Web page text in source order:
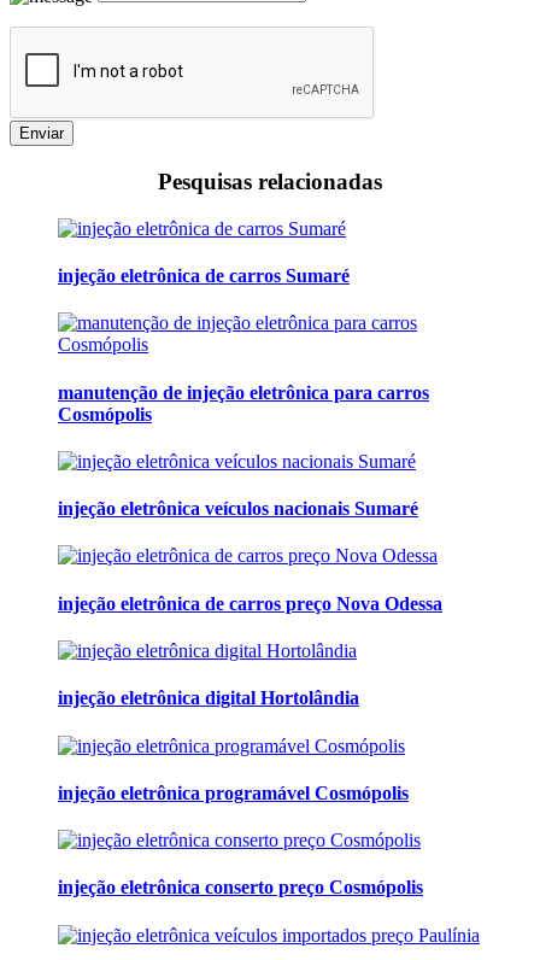
Enviar
Pesquisas relacionadas
injeção eletrônica de carros Sumaré
manutenção de injeção eletrônica para carros
Cosmópolis
injeção eletrônica veículos nacionais Sumaré
injeção eletrônica de carros preço Nova Odessa
injeção eletrônica digital Hortolândia
injeção eletrônica programável Cosmópolis
injeção eletrônica conserto preço Cosmópolis